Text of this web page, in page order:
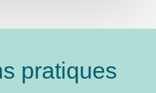
pratiques